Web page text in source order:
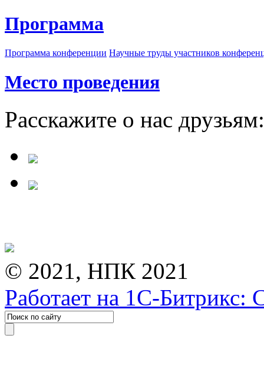
Программа
Программа конференции Научные труды участников
Место проведения
Расскажите о нас друзьям:
© 2021, НПК 2021
Работает на 1С-Битрикс: